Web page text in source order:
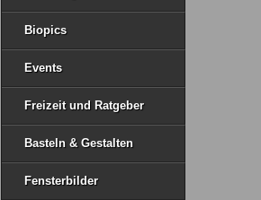
Biopics
Events
Freizeit und Ratgeber
Basteln & Gestalten
Fensterbilder